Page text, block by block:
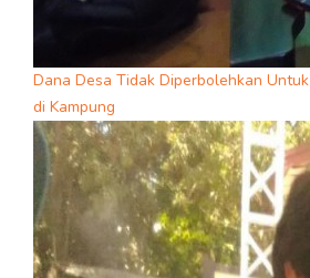
Dana Desa Tidak Diperbolehkan
di Kampung